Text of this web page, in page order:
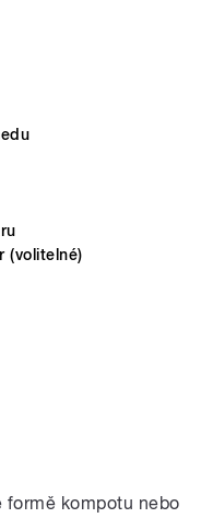
(volitelné)
formě kompotu nebo